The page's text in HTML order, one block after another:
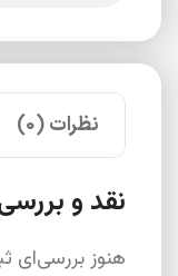
نظرات (0)
نقد و
هنوز